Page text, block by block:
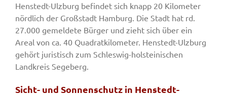
Henstedt-Ulzburg befindet sich knapp 20 Kilometer
nördlich der Großstadt Hamburg. Die Stadt hat rd.
27.000 gemeldete Bürger und zieht sich über ein
Areal von ca. 40 Quadratkilometer. Henstedt-Ulzburg
gehört juristisch zum Schleswig-holsteinischen
Landkreis Segeberg.
Sicht- und Sonnenschutz in Henstedt-